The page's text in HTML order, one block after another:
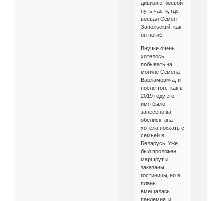
дивизию, боевой
путь части, где
воевал Семен
Запольский, как
он погиб.
Внучке очень
хотелось
побывать на
могиле Семена
Варламовича, и
после того, как в
2019 году его
имя было
занесено на
обелиск, она
хотела поехать с
семьей в
Беларусь. Уже
был проложен
маршрут и
заказаны
гостиницы, но в
планы
вмешалась
пандемия, и